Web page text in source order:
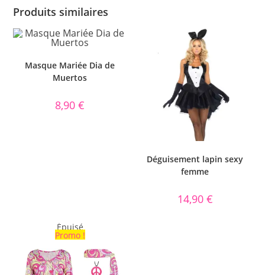
Produits similaires
Masque Mariée Dia de
Muertos
8,90€
Déguisement lapin sexy
femme
14,90 €
Épuisé
Promo !